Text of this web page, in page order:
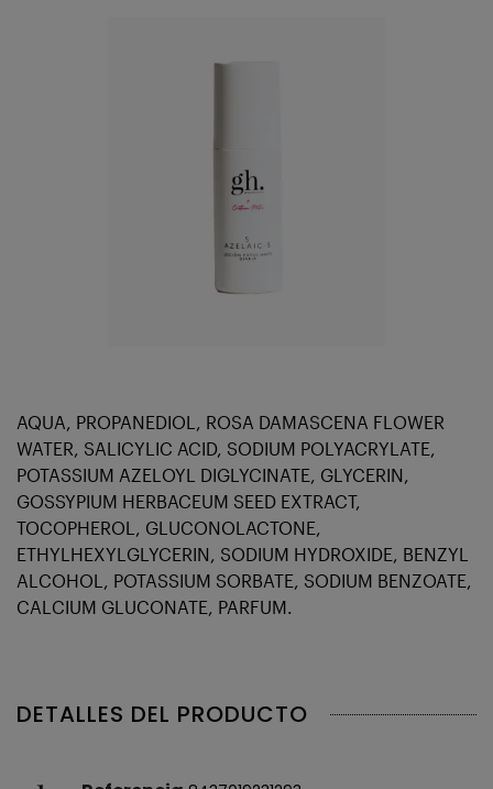
AQUA, PROPANEDIOL, ROSA DAMASCENA FLOWER
WATER, SALICYLIC ACID, SODIUM POLYACRYLATE,
POTASSIUM AZELOYL DIGLYCINATE, GLYCERIN,
GOSSYPIUM HERBACEUM SEED EXTRACT,
TOCOPHEROL, GLUCONOLACTONE,
ETHYLHEXYLGLYCERIN, SODIUM HYDROXIDE, BENZYL
ALCOHOL, POTASSIUM SORBATE, SODIUM BENZOATE,
CALCIUM GLUCONATE, PARFUM.
DETALLES DEL PRODUCTO